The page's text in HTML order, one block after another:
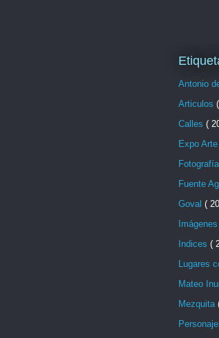
Antonio
Articulos
Calles (
Expo
Fuente
Goval (
Imágenes
Indices (
Lugares
Mateo
Mezquita